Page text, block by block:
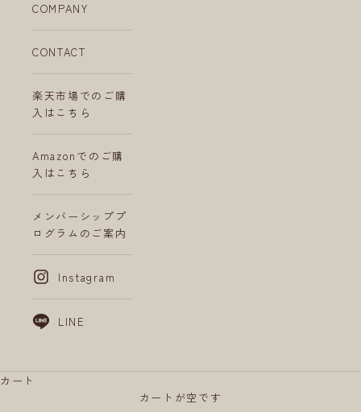
COMPANY
CONTACT
楽天市場でのご購
入はこちら
Amazonでのご購
入はこちら
メンバーシッププ
ログラムのご案内
Instagram
LINE
カート
カートが空です